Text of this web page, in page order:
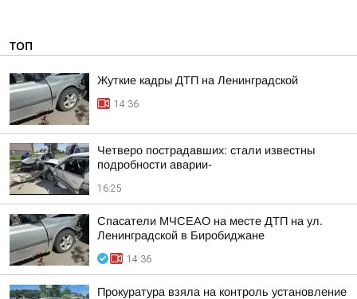
ТОП
Жуткие кадры ДТП на Ленинградской
14:36
Четверо пострадавших: стали известны
подробности аварии-
16:25
Спасатели МЧСЕАО на месте ДТП на ул.
Ленинградской в Биробиджане
14:36
Прокуратура взяла на контроль установление